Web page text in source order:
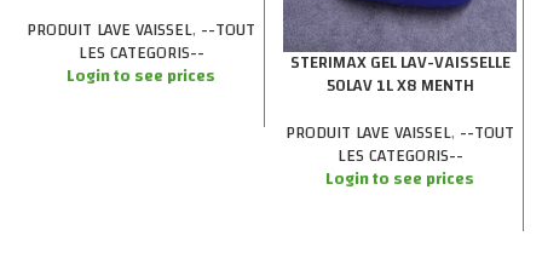
PRODUIT LAVE VAISSEL, --TOUT
LES CATEGORIS--
Login to see prices STERIMAX GEL LAV-VAISSELLE
50LAV 1L X8 MENTH
PRODUIT LAVE VAISSEL, --TOUT
LES CATEGORIS--
Login to see prices